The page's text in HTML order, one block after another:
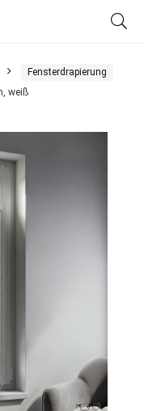
Fensterdrapierung
weiß